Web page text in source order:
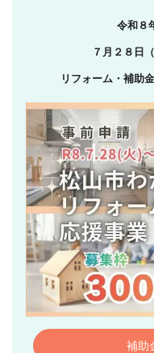
令和８
７月２８日
リフォーム・補助
補助